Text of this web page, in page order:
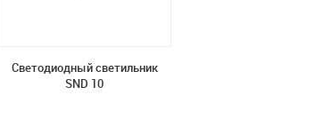
Светодиодный светильник
SND 10